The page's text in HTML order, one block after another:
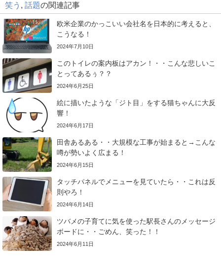
笑う 話題の関連記事
欧米企業のかっこいい会社名を日本的に考えると、
こうなる！
2024年7月10日
このトイレの案内板はアカン！・・こんな悲しいこ
とってあるぅ？？
2024年6月25日
絵に描いたような「ジト目」をする猫ちゃんに大反
響！
2024年6月17日
田舎あるある・・大規模な工事が始まると→こんな
噂が勢いよく広まる！
2024年6月15日
タッチパネルでメニューを見ていたら・・これは反
則やろ！
2024年6月14日
ツバメの子育てに気を使った駅長さんのメッセージ
ボードに・・ごめん、笑った！！
2024年6月11日